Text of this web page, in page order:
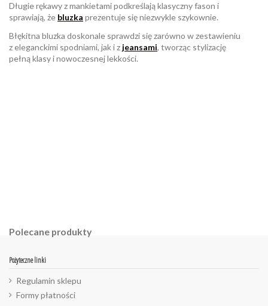
Długie rękawy z mankietami podkreślają klasyczny fason i
sprawiają, że bluzka prezentuje się niezwykle szykownie.
Błękitna bluzka doskonale sprawdzi się zarówno w zestawieniu
z eleganckimi spodniami, jak i z jeansami, tworząc stylizację
pełną klasy i nowoczesnej lekkości.
Polecane produkty
Pożyteczne linki
Regulamin sklepu
Formy płatności